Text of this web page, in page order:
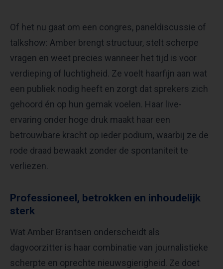
Of het nu gaat om een congres, paneldiscussie of
talkshow: Amber brengt structuur, stelt scherpe
vragen en weet precies wanneer het tijd is voor
verdieping of luchtigheid. Ze voelt haarfijn aan wat
een publiek nodig heeft en zorgt dat sprekers zich
gehoord én op hun gemak voelen. Haar live-
ervaring onder hoge druk maakt haar een
betrouwbare kracht op ieder podium, waarbij ze de
rode draad bewaakt zonder de spontaniteit te
verliezen.
Professioneel, betrokken en inhoudelijk
sterk
Wat Amber Brantsen onderscheidt als
dagvoorzitter is haar combinatie van journalistieke
scherpte en oprechte nieuwsgierigheid. Ze doet